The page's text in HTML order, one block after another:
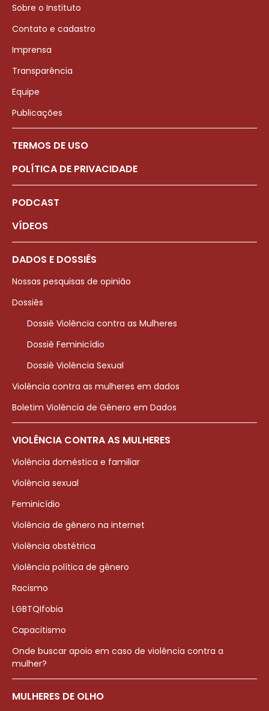
Sobre o Instituto
Contato e cadastro
Imprensa
Transparência
Equipe
Publicações
TERMOS DE USO
POLÍTICA DE PRIVACIDADE
PODCAST
VÍDEOS
DADOS E DOSSIÊS
Nossas pesquisas de opinião
Dossiês
Dossiê Violência contra as Mulheres
Dossiê Feminicídio
Dossiê Violência Sexual
Violência contra as mulheres em dados
Boletim Violência de Gênero em Dados
VIOLÊNCIA CONTRA AS MULHERES
Violência doméstica e familiar
Violência sexual
Feminicídio
Violência de gênero na internet
Violência obstétrica
Violência política de gênero
Racismo
LGBTQIfobia
Capacitismo
Onde buscar apoio em caso de violência contra a
mulher?
MULHERES DE OLHO